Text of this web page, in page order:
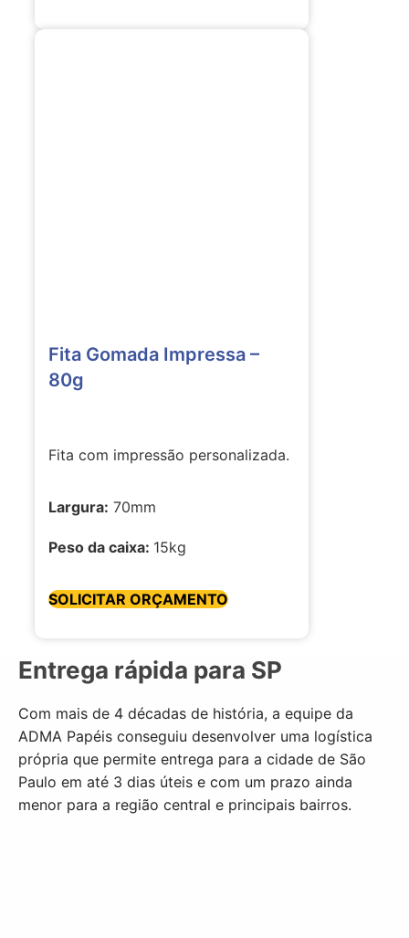
Fita Gomada Impressa –
80g
Fita com impressão personalizada.
Largura: 70mm
Peso da caixa: 15kg
SOLICITAR ORÇAMENTO
Entrega rápida para SP
Com mais de 4 décadas de história, a equipe da
ADMA Papéis conseguiu desenvolver uma logística
própria que permite entrega para a cidade de São
Paulo em até 3 dias úteis e com um prazo ainda
menor para a região central e principais bairros.